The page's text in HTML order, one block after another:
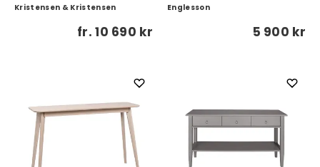
Kristensen & Kristensen
fr.10 690 kr
Englesson
5 900 kr